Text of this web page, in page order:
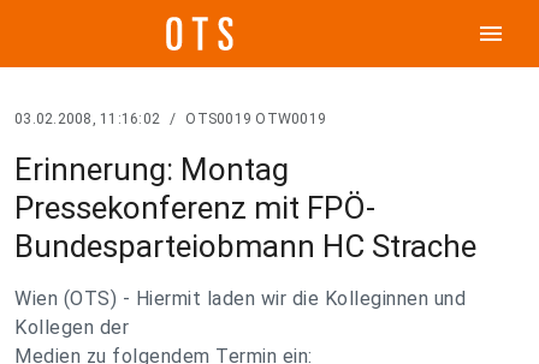
menu
03.02.2008, 11:16:02 / OTS0019 OTW0019
Erinnerung: Montag
Pressekonferenz mit FPÖ-
Bundesparteiobmann HC Strache
Wien (OTS) - Hiermit laden wir die Kolleginnen und
Kollegen der
Medien zu folgendem Termin ein: